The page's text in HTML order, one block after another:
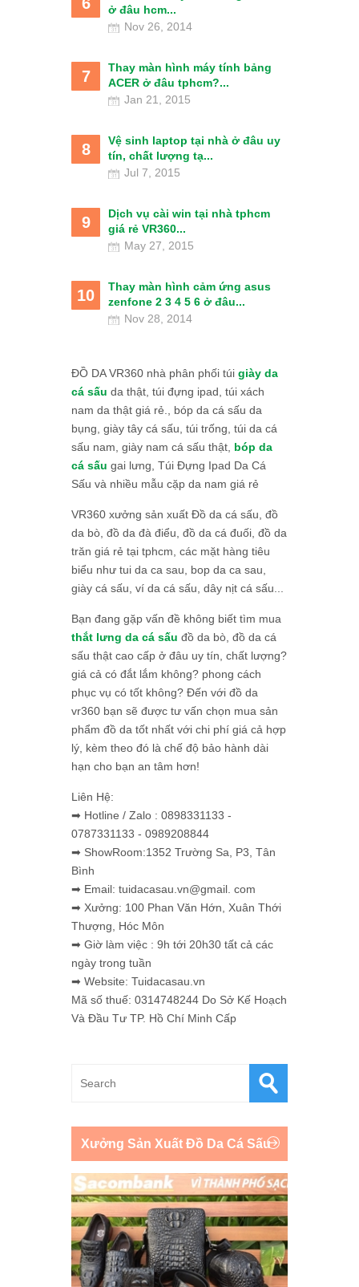
ở đâu hcm...
Nov 26, 2014
7
Thay màn hình máy tính bảng
ACER ở đâu tphcm?...
Jan 21, 2015
8
Vệ sinh laptop tại nhà ở đâu uy
tín, chất lượng tạ...
Jul 7, 2015
9
Dịch vụ cài win tại nhà tphcm
giá rẻ VR360...
May 27, 2015
10
Thay màn hình cảm ứng asus
zenfone 2 3 4 5 6 ở đâu...
Nov 28, 2014
ĐỒ DA VR360 nhà phân phối túi giày da
cá sấu da thật, túi đựng ipad, túi xách
nam da thật giá rẻ., bóp da cá sấu da
bụng, giày tây cá sấu, túi trống, túi da cá
sấu nam, giày nam cá sấu thật, bóp da
cá sấu gai lưng, Túi Đựng Ipad Da Cá
Sấu và nhiều mẫu cặp da nam giá rẻ
VR360 xưởng sản xuất Đồ da cá sấu, đồ
da bò, đồ da đà điểu, đồ da cá đuối, đồ da
trăn giá rẻ tại tphcm, các mặt hàng tiêu
biểu như tui da ca sau, bop da ca sau,
giày cá sấu, ví da cá sấu, dây nịt cá sấu...
Bạn đang gặp vấn đề không biết tìm mua
thắt lưng da cá sấu đồ da bò, đồ da cá
sấu thật cao cấp ở đâu uy tín, chất lượng?
giá cả có đắt lắm không? phong cách
phục vụ có tốt không? Đến với đồ da
vr360 bạn sẽ được tư vấn chọn mua sản
phẩm đồ da tốt nhất với chi phí giá cả hợp
lý, kèm theo đó là chế độ bảo hành dài
hạn cho bạn an tâm hơn!
Liên Hệ:
➡ Hotline / Zalo : 0898331133 -
0787331133 - 0989208844
➡ ShowRoom:1352 Trường Sa, P3, Tân
Bình
➡ Email: tuidacasau.vn@gmail. com
➡ Xưởng: 100 Phan Văn Hớn, Xuân Thới
Thượng, Hóc Môn
➡ Giờ làm việc : 9h tới 20h30 tất cả các
ngày trong tuần
➡ Website: Tuidacasau.vn
Mã số thuế: 0314748244 Do Sở Kế Hoạch
Và Đầu Tư TP. Hồ Chí Minh Cấp
Xưởng Sản Xuất Đồ Da Cá Sấu